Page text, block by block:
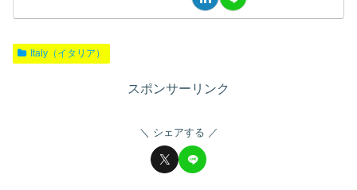
Italy（イタリア）
スポンサーリンク
シェアする